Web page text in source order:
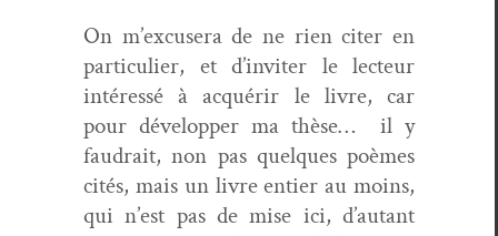
On m’excusera de ne rien citer en
par­ti­c­uli­er, et d’inviter le lecteur
intéressé à acquérir le livre, car
pour dévelop­per ma thèse… il y
faudrait, non pas quelques poèmes
cités, mais un livre entier au moins,
qui n’est pas de mise ici, d’autant